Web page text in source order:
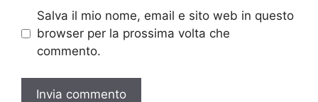
Salva il mio nome, email e sito web in questo
browser per la prossima volta che
commento.